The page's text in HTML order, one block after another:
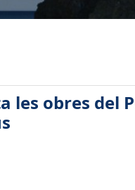
les obres del